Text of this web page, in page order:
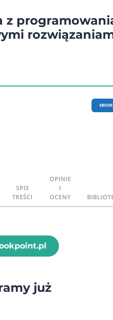
z
EBOOK
SPIS
TREŚCI
OPINIE
I
OCENY
już